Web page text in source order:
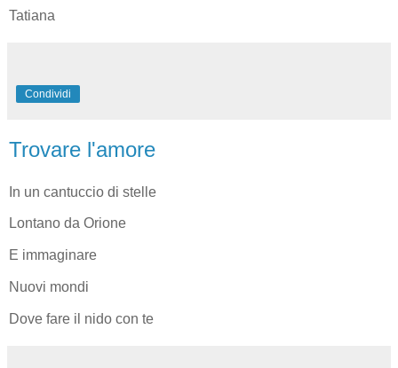
Tatiana
Condividi
Trovare l'amore
In un cantuccio di stelle
Lontano da Orione
E immaginare
Nuovi mondi
Dove fare il nido con te